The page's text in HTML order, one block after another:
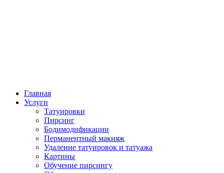
Главная
Услуги
Татуировки
Пирсинг
Бодимодификации
Перманентный макияж
Удаление татуировок и татуажа
Картины
Обучение пирсингу